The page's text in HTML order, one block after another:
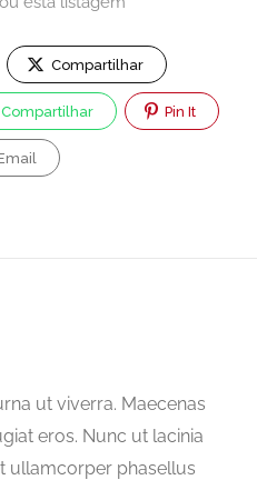
Compartilhar
Compartilhar Pin It
ut viverra. Maecenas
eros. Nunc ut lacinia
ullamcorper phasellus